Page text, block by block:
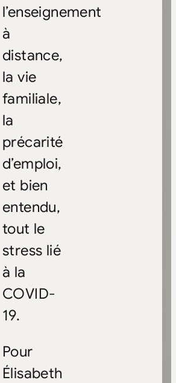
l’enseignement
à
distance,
la vie
familiale,
la
précarité
d’emploi,
et bien
entendu,
tout le
stress lié
à la
COVID-
19.
Pour
Élisabeth